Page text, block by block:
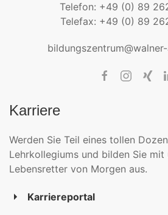
Telefon: +49 (0) 89
Telefax: +49 (0) 89
Karriere
Werden Sie Teil eines tollen
Lehrkollegiums und bilden Sie mit
Lebensretter von Morgen aus.
Karriereportal